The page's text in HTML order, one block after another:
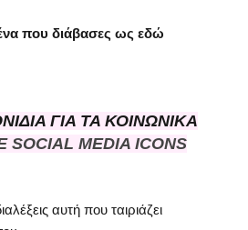
που διάβασες ως εδώ
ΓΙΑ ΤΑ ΚΟΙΝΩΝΙΚΑ
SOCIAL MEDIA ICONS
αυτή που ταιριάζει